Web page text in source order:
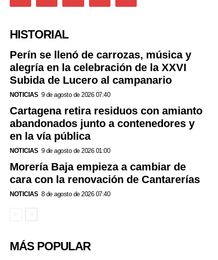
HISTORIAL
Perín se llenó de carrozas, música y
alegría en la celebración de la XXVI
Subida de Lucero al campanario
NOTICIAS 9 de agosto de 2026 07:40
Cartagena retira residuos con amianto
abandonados junto a contenedores y
en la vía pública
NOTICIAS 9 de agosto de 2026 01:00
Morería Baja empieza a cambiar de
cara con la renovación de Cantarerías
NOTICIAS 8 de agosto de 2026 07:40
MÁS POPULAR